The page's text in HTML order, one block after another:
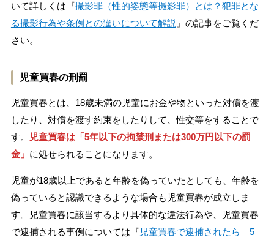
いて詳しくは『撮影罪（性的姿態等撮影罪）とは？犯罪とな
る撮影行為や条例との違いについて解説』の記事をご覧くだ
さい。
児童買春の刑罰
児童買春とは、18歳未満の児童にお金や物といった対償を渡
したり、対償を渡す約束をしたりして、性交等をすることで
す。
児童買春は「5年以下の拘禁刑または300万円以下の罰
金」 に処せられることになります。
児童が18歳以上であると年齢を偽っていたとしても、年齢を
偽っていると認識できるような場合も児童買春が成立しま
す。児童買春に該当するより具体的な違法行為や、児童買春
で逮捕される事例については『 児童買春で逮捕されたら｜5